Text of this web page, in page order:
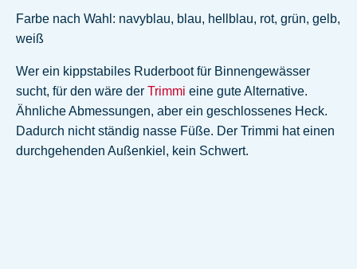
Farbe nach Wahl: navyblau, blau, hellblau, rot, grün, gelb,
weiß
Wer ein kippstabiles Ruderboot für Binnengewässer
sucht, für den wäre der Trimmi eine gute Alternative.
Ähnliche Abmessungen, aber ein geschlossenes Heck.
Dadurch nicht ständig nasse Füße. Der Trimmi hat einen
durchgehenden Außenkiel, kein Schwert.